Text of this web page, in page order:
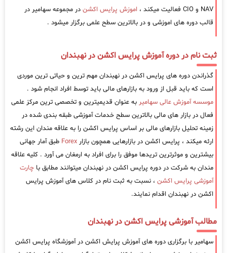
NAV و CIO فعالیت میکند ،
اموزش پرایس اکشن در مجموعه سهامیر در
قالب دوره های اموزشی و در بالاترین سطح علمی برگزار میشود .
ثبت نام در دوره آموزش پرایس اکشن در نهبندان
گذراندن دوره های پرایس اکشن در نهبندان مهم ترین و حیاتی ترین موردی
است که باید قبل از ورود به بازارهای مالی باید توسط افراد انجام شود .
موسسه آموزش عالی سهامیر به عنوان قدیمیترین و تخصصی ترین مرکز علمی
فعال در بازار های مالی بالاترین سطح خدمات آموزشی طبقه بندی شده در
زمینه تحلیل بازارهای مالی بر اساس پرایس اکشن را به علاقه مندان این رشته
ارئه میکند ، پرایس اکشن در بازارهایی همچون بازار Forex طبق آمار جهانی
بیشترین و موثرترین تریدها موفق را برای افراد به ارمغان می آورد . کلیه علاقه
مندان به شرکت در دوره پرایس اکشن در نهبندان میتوانند مطابق با چارت
آموزشی پرایس اکشن ، نسبت به ثبت نام در کلاس های آموزش پرایس
اکشن در نهبندان اقدام نمایند.
مطالب آموزشی پرایس اکشن در نهبندان
سهامیر با برگزاری دوره های آموزش پرایش اکشن در آموزشگاه پرایس اکشن